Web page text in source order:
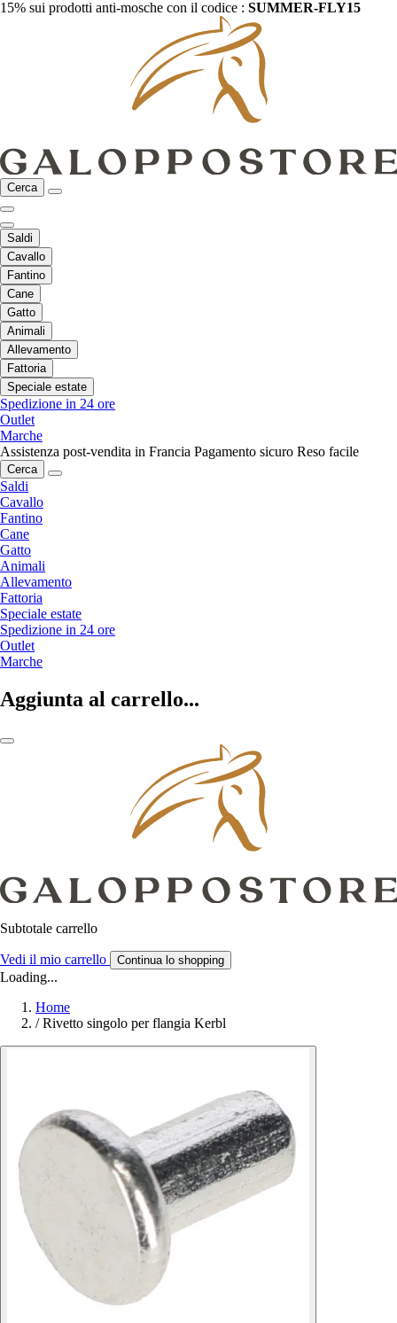
15% sui prodotti anti-mosche con il codice : SUMMER-FLY15
Cerca
Saldi
Cavallo
Fantino
Cane
Gatto
Animali
Allevamento
Fattoria
Speciale estate
Spedizione in 24 ore
Outlet
Marche
Assistenza post-vendita in Francia Pagamento sicuro Reso facile
Cerca
Saldi
Cavallo
Fantino
Cane
Gatto
Animali
Allevamento
Fattoria
Speciale estate
Spedizione in 24 ore
Outlet
Marche
Aggiunta al carrello...
Subtotale carrello
Vedi il mio carrello Continua lo shopping
Loading...
Home
/ Rivetto singolo per flangia Kerbl